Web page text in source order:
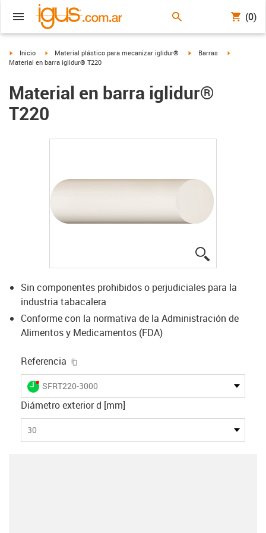
(0)
igus-icon-arrow-right
Inicio igus-icon-arrow-right
Material plástico para mecanizar iglidur® igus-icon-arrow-right
Barras
Material en barra iglidur® T220
Material en barra iglidur®
T220
Sin componentes prohibidos o perjudiciales para la
industria tabacalera
Conforme con la normativa de la Administración de
Alimentos y Medicamentos (FDA)
Referencia
igus-icon-lieferzeit-dot
SFRT220-3000
Diámetro exterior d [mm]
30